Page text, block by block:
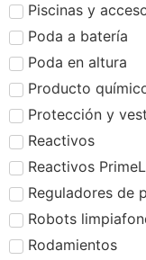
Piscinas y
Poda a batería
Poda en altura
Producto
Protección y
Reactivos
Reactivos
Reguladores de
Robots
Rodamientos